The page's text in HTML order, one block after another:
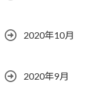
2020年10月
2020年9月